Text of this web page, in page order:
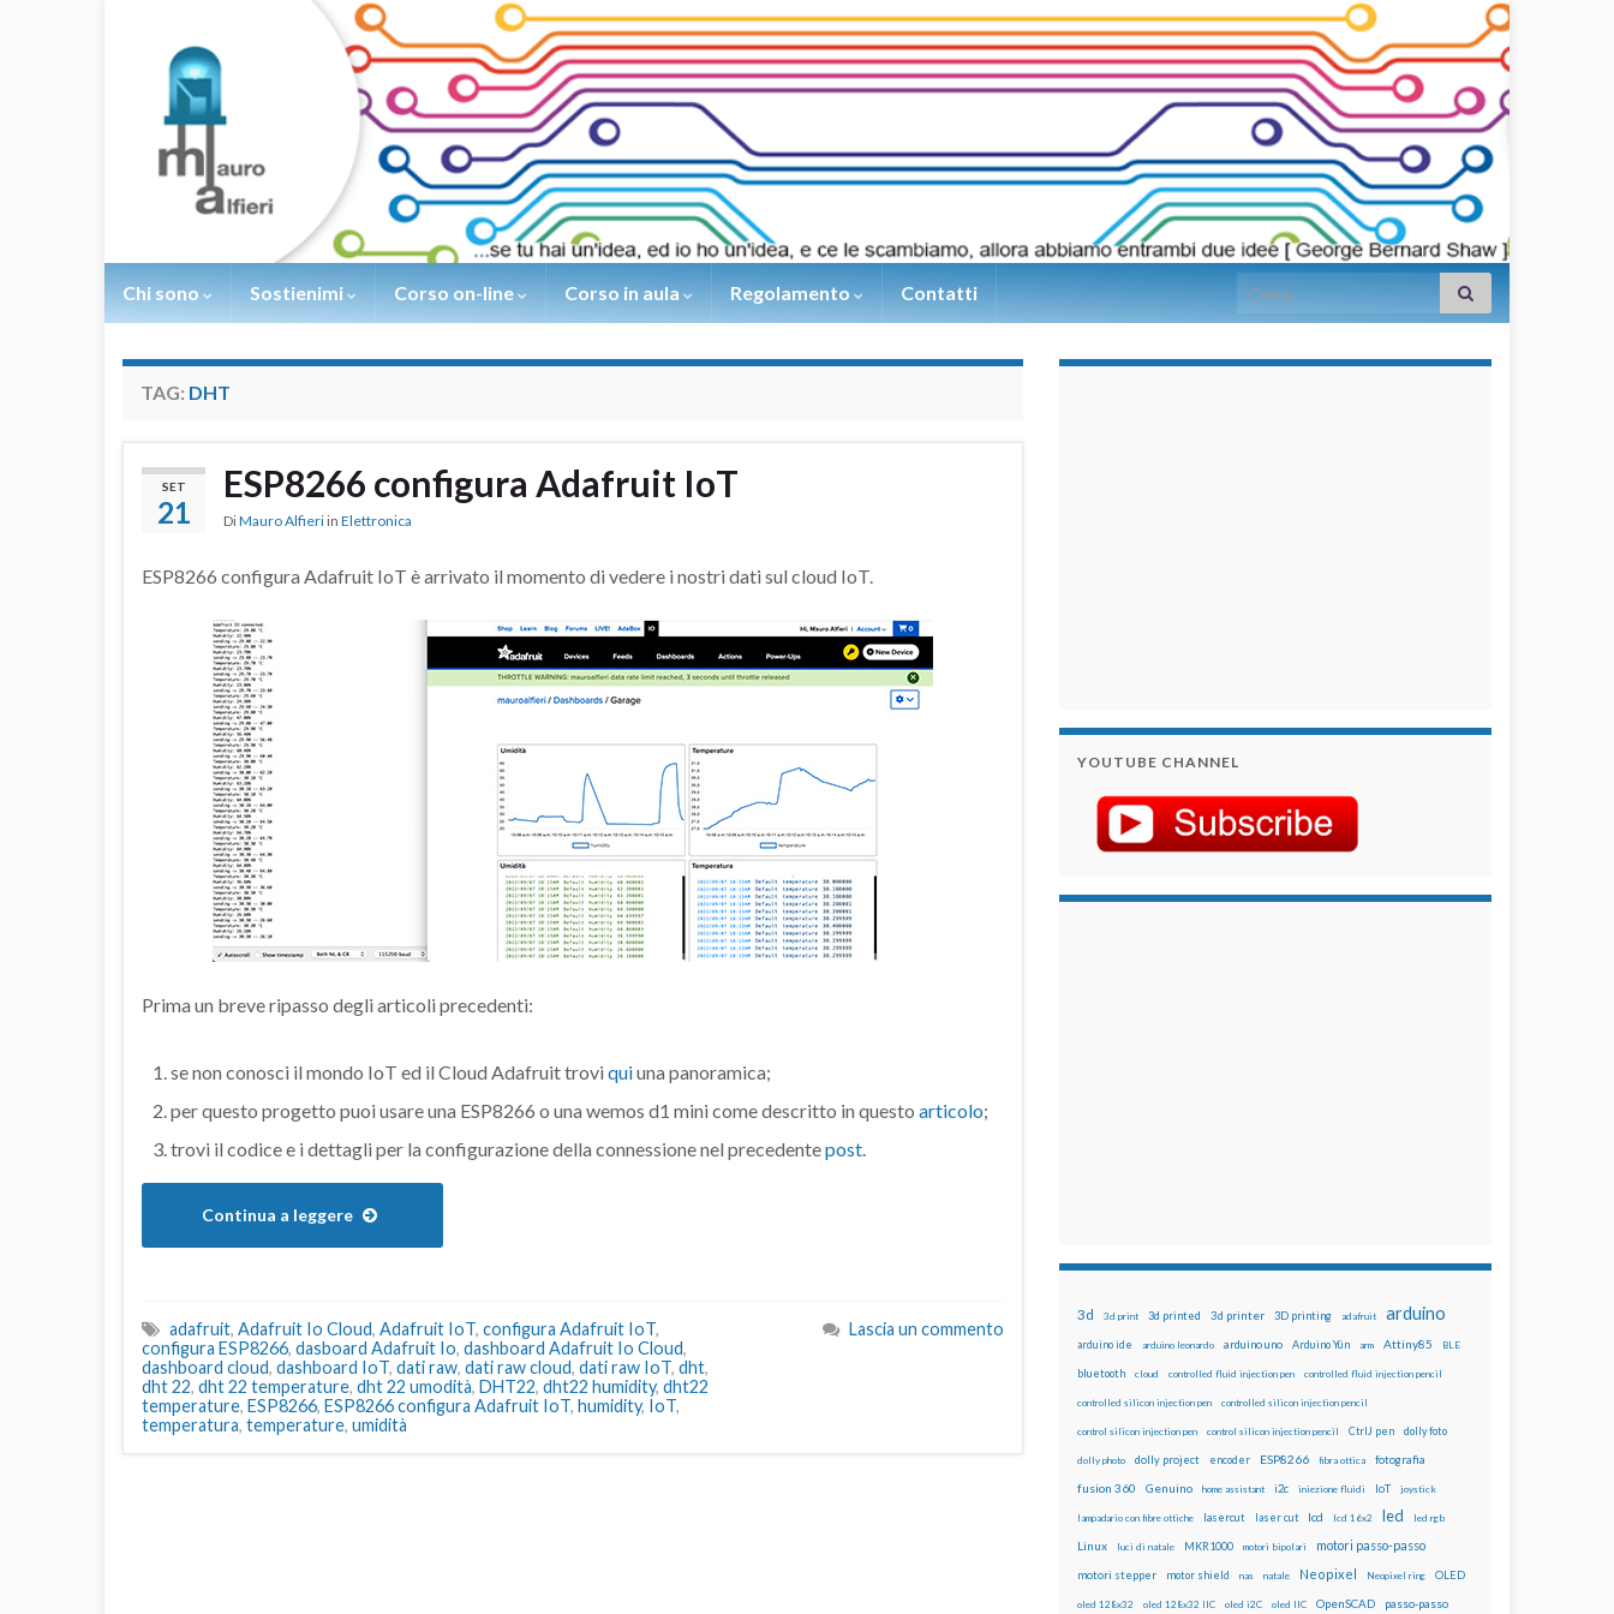
Chi sono Sostienimi Corso on-line Corso in aula Regolamento Contatti Search for:
TAG: DHT
SET
21
ESP8266 configura Adafruit IoT
DiMauro Alfieri in Elettronica
ESP8266 configura Adafruit IoT è arrivato il momento di vedere i nostri dati sul cloud IoT.
Prima un breve ripasso degli articoli precedenti:
se non conosci il mondo IoT ed il Cloud Adafruit trovi quiuna panoramica;
per questo progetto puoi usare una ESP8266 o una wemos d1 mini come descritto in questo articolo;
trovi il codice e i dettagli per la configurazione della connessione nel precedentepost.
Continua a leggere
adafruit, Adafruit Io Cloud, Adafruit IoT, configura Adafruit IoT,
configura ESP8266, dasboard Adafruit Io, dashboard Adafruit Io Cloud,
dashboard cloud, dashboard IoT, dati raw, dati raw cloud, dati raw IoT, dht,
dht 22, dht 22 temperature, dht 22 umodità, DHT22, dht22 humidity, dht22
temperature, ESP8266, ESP8266 configura Adafruit IoT, humidity, IoT,
temperatura, temperature, umidità
Lascia un commento
YOUTUBE CHANNEL
3d 3d print 3d printed 3d printer 3D printing adafruit arduino
arduino ide arduino leonardo arduino uno Arduino Yún arm Attiny85 BLE
bluetooth cloud controlled fluid injection pen controlled fluid injection pencil
controlled silicon injection pen controlled silicon injection pencil
control silicon injection pen control silicon injection pencil CtrlJ pen dolly foto
dolly photo dolly project encoder ESP8266 fibra ottica fotografia
fusion 360 Genuino home assistant i2c iniezione fluidi IoT joystick
lampadario con fibre ottiche lasercut laser cut lcd lcd 16x2 led led rgb
Linux luci di natale MKR1000 motori bipolari motori passo-passo
motori stepper motor shield nas natale Neopixel Neopixel ring OLED
oled 128x32 oled 128x32 IIC oled i2C oled IIC OpenSCAD passo-passo